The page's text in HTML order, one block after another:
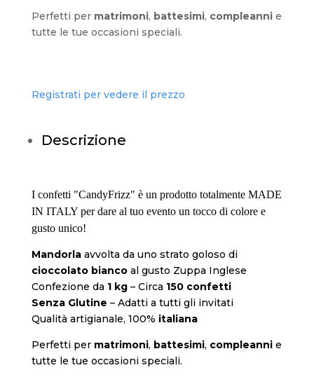
Perfetti per matrimoni, battesimi, compleannie
tutte le tue occasioni speciali.
Registrati per vedere il prezzo
Descrizione
I confetti "CandyFrizz" è un prodotto totalmente MADE
IN ITALY per dare al tuo evento un tocco di colore e
gusto unico!
Mandorlaavvolta da uno strato goloso di
cioccolato bianco al gusto Zuppa Inglese
Confezione da 1 kg– Circa 150 confetti
Senza Glutine – Adatti a tutti gli invitati
Qualità artigianale, 100% italiana
Perfetti per matrimoni, battesimi, compleannie
tutte le tue occasioni speciali.